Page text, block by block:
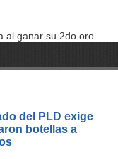
al ganar su 2do oro.
del PLD exige
botellas a